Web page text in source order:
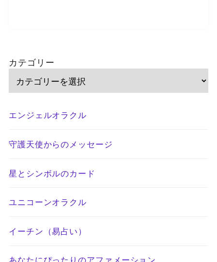
カテゴリー
エンジェルオラクル
守護天使からのメッセージ
星とシンボルのカード
ユニコーンオラクル
イーチン（易占い）